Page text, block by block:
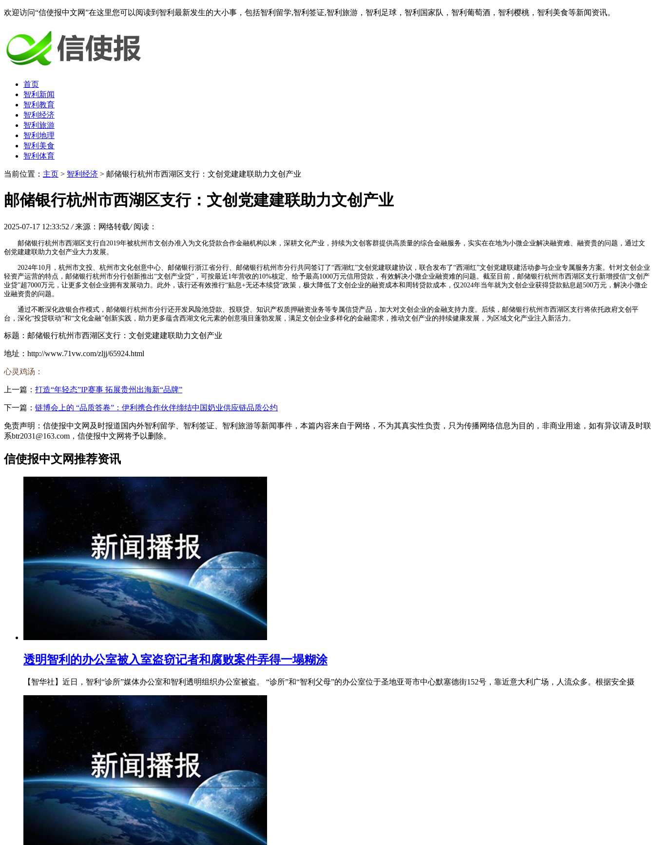
欢迎访问“信使报中文网”在这里您可以阅读到智利最新发生的大小事，包括智利留学,智利签证,智利旅游，智利足球，智利国家队，智利葡萄酒，智利樱桃，智利美食等新闻资讯。
首页
智利新闻
智利教育
智利经济
智利旅游
智利地理
智利美食
智利体育
当前位置： 主页 > 智利经济 > 邮储银行杭州市西湖区支行：文创党建建联助力文创产业
邮储银行杭州市西湖区支行：文创党建建联助力文创产业
2025-07-17 12:33:52 / 来源：网络转载/ 阅读：
邮储银行杭州市西湖区支行自2019年被杭州市文创办准入为文化贷款合作金融机构以来，深耕文化产业，持续为文创客群提供高质量的综合金融服务，实实在在地为小微企业解决融资难、融资贵的问题，通过文
创党建建联助力文创产业大力发展。
2024年10月，杭州市文投、杭州市文化创意中心、邮储银行浙江省分行、邮储银行杭州市分行共同签订了“西湖红”文创党建联建协议，联合发布了“西湖红”文创党建联建活动参与企业专属服务方案。针对文创企业
轻资产运营的特点，邮储银行杭州市分行创新推出“文创产业贷”，可按最近1年营收的10%核定、给予最高1000万元信用贷款，有效解决小微企业融资难的问题。截至目前，邮储银行杭州市西湖区支行新增授信“文创产
业贷”超7000万元，让更多文创企业拥有发展动力。此外，该行还有效推行“贴息+无还本续贷”政策，极大降低了文创企业的融资成本和周转贷款成本，仅2024年当年就为文创企业获得贷款贴息超500万元，解决小微企
业融资贵的问题。
通过不断深化政银合作模式，邮储银行杭州市分行还开发风险池贷款、投联贷、知识产权质押融资业务等专属信贷产品，加大对文创企业的金融支持力度。后续，邮储银行杭州市西湖区支行将依托政府文创平
台，深化“投贷联动”和“文化金融”创新实践，助力更多蕴含西湖文化元素的创意项目蓬勃发展，满足文创企业多样化的金融需求，推动文创产业的持续健康发展，为区域文化产业注入新活力。
标题：邮储银行杭州市西湖区支行：文创党建建联助力文创产业
地址：http://www.71vw.com/zljj/65924.html
心灵鸡汤：
上一篇： 打造“年轻态”IP赛事 拓展贵州出海新“品牌”
下一篇： 链博会上的 “品质答卷”：伊利携合作伙伴缔结中国奶业供应链品质公约
免责声明：信使报中文网及时报道国内外智利留学、智利签证、智利旅游等新闻事件，本篇内容来自于网络，不为其真实性负责，只为传播网络信息为目的，非商业用途，如有异议请及时联
系btr2031@163.com，信使报中文网将予以删除。
信使报中文网推荐资讯
透明智利的办公室被入室盗窃记者和腐败案件弄得一塌糊涂
【智华社】近日，智利“诊所”媒体办公室和智利透明组织办公室被盗。 “诊所”和“智利父母”的办公室位于圣地亚哥市中心默塞德街152号，靠近意大利广场，人流众多。根据安全摄